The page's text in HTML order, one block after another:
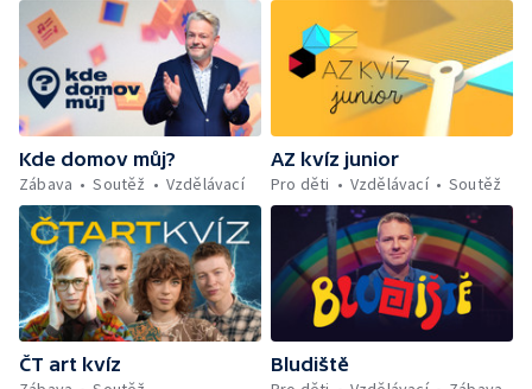
Kde domov můj?
Zábava
Soutěž Vzdělávací
AZ kvíz junior
Pro děti
Vzdělávací Soutěž
ČT art kvíz
Bludiště